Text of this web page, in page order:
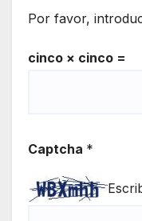
Por favor,
cinco × cinco =
Captcha *